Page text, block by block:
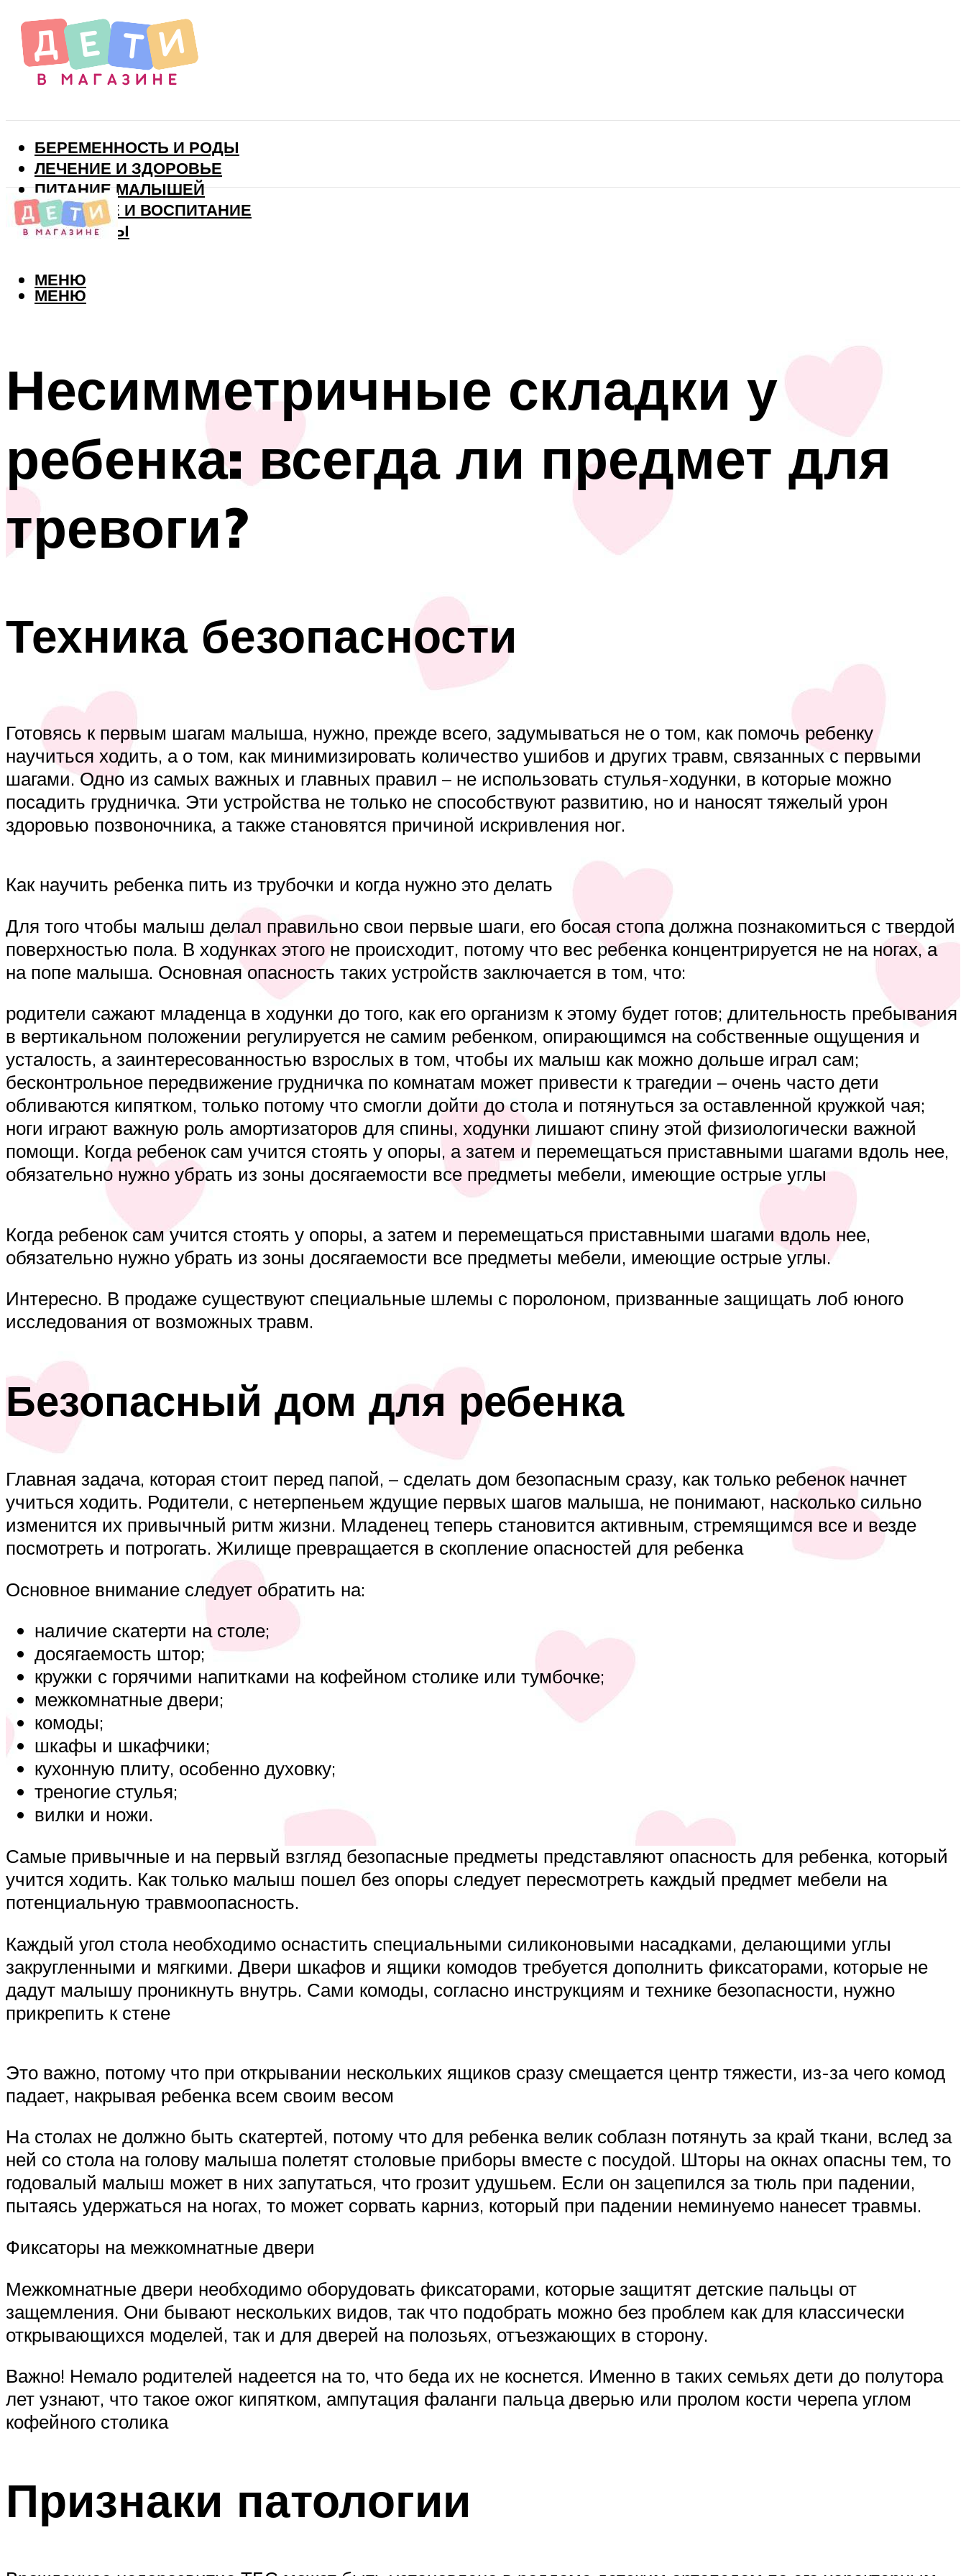
БЕРЕМЕННОСТЬ И РОДЫ
ЛЕЧЕНИЕ И ЗДОРОВЬЕ
ПИТАНИЕ МАЛЫШЕЙ
РАЗВИТИЕ И ВОСПИТАНИЕ
ВИТАМИНЫ
МЕНЮ
МЕНЮ
Несимметричные складки у
ребенка: всегда ли предмет для
тревоги?
Техника безопасности
Готовясь к первым шагам малыша, нужно, прежде всего, задумываться не о том, как помочь ребенку
научиться ходить, а о том, как минимизировать количество ушибов и других травм, связанных с первыми
шагами. Одно из самых важных и главных правил – не использовать стулья-ходунки, в которые можно
посадить грудничка. Эти устройства не только не способствуют развитию, но и наносят тяжелый урон
здоровью позвоночника, а также становятся причиной искривления ног.
Как научить ребенка пить из трубочки и когда нужно это делать
Для того чтобы малыш делал правильно свои первые шаги, его босая стопа должна познакомиться с твердой
поверхностью пола. В ходунках этого не происходит, потому что вес ребенка концентрируется не на ногах, а
на попе малыша. Основная опасность таких устройств заключается в том, что:
родители сажают младенца в ходунки до того, как его организм к этому будет готов; длительность пребывания
в вертикальном положении регулируется не самим ребенком, опирающимся на собственные ощущения и
усталость, а заинтересованностью взрослых в том, чтобы их малыш как можно дольше играл сам;
бесконтрольное передвижение грудничка по комнатам может привести к трагедии – очень часто дети
обливаются кипятком, только потому что смогли дойти до стола и потянуться за оставленной кружкой чая;
ноги играют важную роль амортизаторов для спины, ходунки лишают спину этой физиологически важной
помощи. Когда ребенок сам учится стоять у опоры, а затем и перемещаться приставными шагами вдоль нее,
обязательно нужно убрать из зоны досягаемости все предметы мебели, имеющие острые углы
Когда ребенок сам учится стоять у опоры, а затем и перемещаться приставными шагами вдоль нее,
обязательно нужно убрать из зоны досягаемости все предметы мебели, имеющие острые углы.
Интересно. В продаже существуют специальные шлемы с поролоном, призванные защищать лоб юного
исследования от возможных травм.
Безопасный дом для ребенка
Главная задача, которая стоит перед папой, – сделать дом безопасным сразу, как только ребенок начнет
учиться ходить. Родители, с нетерпеньем ждущие первых шагов малыша, не понимают, насколько сильно
изменится их привычный ритм жизни. Младенец теперь становится активным, стремящимся все и везде
посмотреть и потрогать. Жилище превращается в скопление опасностей для ребенка
Основное внимание следует обратить на:
наличие скатерти на столе;
досягаемость штор;
кружки с горячими напитками на кофейном столике или тумбочке;
межкомнатные двери;
комоды;
шкафы и шкафчики;
кухонную плиту, особенно духовку;
треногие стулья;
вилки и ножи.
Самые привычные и на первый взгляд безопасные предметы представляют опасность для ребенка, который
учится ходить. Как только малыш пошел без опоры следует пересмотреть каждый предмет мебели на
потенциальную травмоопасность.
Каждый угол стола необходимо оснастить специальными силиконовыми насадками, делающими углы
закругленными и мягкими. Двери шкафов и ящики комодов требуется дополнить фиксаторами, которые не
дадут малышу проникнуть внутрь. Сами комоды, согласно инструкциям и технике безопасности, нужно
прикрепить к стене
Это важно, потому что при открывании нескольких ящиков сразу смещается центр тяжести, из-за чего комод
падает, накрывая ребенка всем своим весом
На столах не должно быть скатертей, потому что для ребенка велик соблазн потянуть за край ткани, вслед за
ней со стола на голову малыша полетят столовые приборы вместе с посудой. Шторы на окнах опасны тем, то
годовалый малыш может в них запутаться, что грозит удушьем. Если он зацепился за тюль при падении,
пытаясь удержаться на ногах, то может сорвать карниз, который при падении неминуемо нанесет травмы.
Фиксаторы на межкомнатные двери
Межкомнатные двери необходимо оборудовать фиксаторами, которые защитят детские пальцы от
защемления. Они бывают нескольких видов, так что подобрать можно без проблем как для классически
открывающихся моделей, так и для дверей на полозьях, отъезжающих в сторону.
Важно! Немало родителей надеется на то, что беда их не коснется. Именно в таких семьях дети до полутора
лет узнают, что такое ожог кипятком, ампутация фаланги пальца дверью или пролом кости черепа углом
кофейного столика
Признаки патологии